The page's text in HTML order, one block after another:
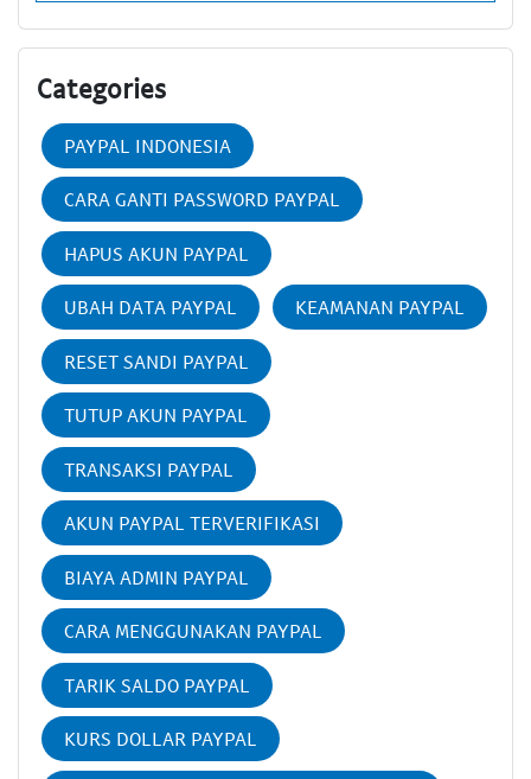
Categories
PAYPAL INDONESIA
CARA GANTI PASSWORD PAYPAL
HAPUS AKUN PAYPAL
UBAH DATA PAYPAL KEAMANAN PAYPAL
RESET SANDI PAYPAL
TUTUP AKUN PAYPAL
TRANSAKSI PAYPAL
AKUN PAYPAL TERVERIFIKASI
BIAYA ADMIN PAYPAL
CARA MENGGUNAKAN PAYPAL
TARIK SALDO PAYPAL
KURS DOLLAR PAYPAL